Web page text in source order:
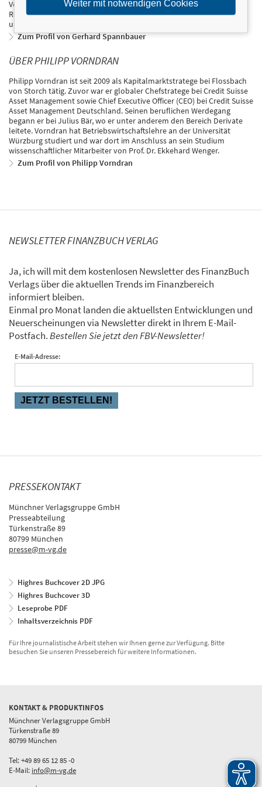
Verlag und schreibt mittlerweile seit mehr als zehn Jahren als
Redakteurin der Süddeutschen Zeitung über Banken, Börsen, Geld
und Krisen.
Zum Profil von Gerhard Spannbauer
ÜBER PHILIPP VORNDRAN
Philipp Vorndran ist seit 2009 als Kapitalmarktstratege bei Flossbach
von Storch tätig. Zuvor war er globaler Chefstratege bei Credit Suisse
Asset Management sowie Chief Executive Officer (CEO) bei Credit Suisse
Asset Management Deutschland. Seinen beruflichen Werdegang
begann er bei Julius Bär, wo er unter anderem den Bereich Derivate
leitete. Vorndran hat Betriebswirtschaftslehre an der Universität
Würzburg studiert und war dort im Anschluss an sein Studium
wissenschaftlicher Mitarbeiter von Prof. Dr. Ekkehard Wenger.
Zum Profil von Philipp Vorndran
NEWSLETTER FINANZBUCH VERLAG
Ja, ich will mit dem kostenlosen Newsletter des FinanzBuch
Verlags über die aktuellen Trends im Finanzbereich
informiert bleiben.
Einmal pro Monat landen die aktuellsten Entwicklungen und
Neuerscheinungen via Newsletter direkt in Ihrem E-Mail-
Postfach.Bestellen Sie jetzt den FBV-Newsletter!
E-Mail-Adresse:
PRESSEKONTAKT
Münchner Verlagsgruppe GmbH
Presseabteilung
Türkenstraße 89
80799 München
presse@m-vg.de
Highres Buchcover 2D JPG
Highres Buchcover 3D
Leseprobe PDF
Inhaltsverzeichnis PDF
Für Ihre journalistische Arbeit stehen wir Ihnen gerne zur Verfügung. Bitte
besuchen Sie unseren Pressebereich für weitere Informationen.
KONTAKT & PRODUKTINFOS
Münchner Verlagsgruppe GmbH
Türkenstraße 89
80799 München
Tel: +49 89 65 12 85 -0
E-Mail: info@m-vg.de
Weiter mit notwendigen Cookies